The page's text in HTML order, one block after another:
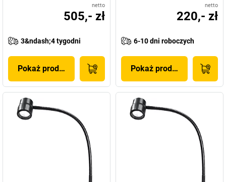
netto
505,- zł
3&ndash;4 tygodni
Pokaż produkt
netto
220,- zł
6-10 dni roboczych
Pokaż produkt